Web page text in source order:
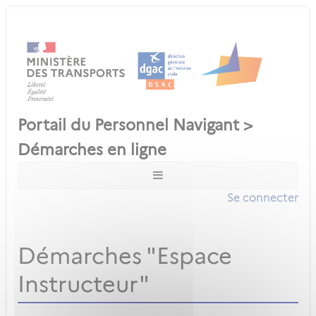
Se connecter
Démarches "Espace
Instructeur"